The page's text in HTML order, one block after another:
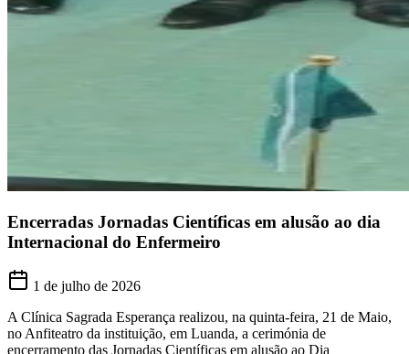
Encerradas Jornadas Científicas em alusão ao dia
Internacional do Enfermeiro
1 de julho de 2026
A Clínica Sagrada Esperança realizou, na quinta-feira, 21 de Maio,
no Anfiteatro da instituição, em Luanda, a cerimónia de
encerramento das Jornadas Científicas em alusão ao Dia